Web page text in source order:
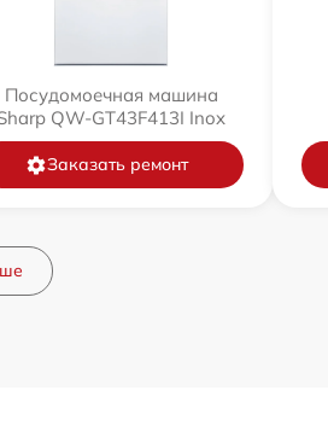
Посудомоечная машина
QW-GT43F413I Inox
Заказать ремонт